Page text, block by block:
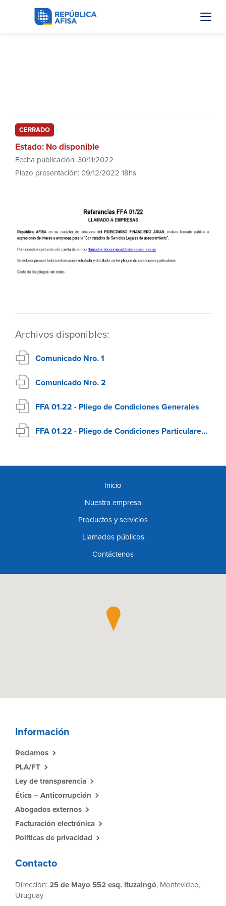
CERRADO
Estado: No disponible
Fecha publicación: 30/11/2022
Plazo presentación: 09/12/2022 18hs
Archivos disponibles:
Comunicado Nro. 1
Comunicado Nro. 2
FFA 01.22 - Pliego de Condiciones Generales
FFA 01.22 - Pliego de Condiciones Particulares - Asesor Legal Libor
Inicio
Nuestra empresa
Productos y servicios
Llamados públicos
Contáctenos
Información
Reclamos
PLA/FT
Ley de transparencia
Ética – Anticorrupción
Abogados externos
Facturación electrónica
Políticas de privacidad
Contacto
Dirección: 25 de Mayo 552 esq. Ituzaingó, Montevideo,
Uruguay